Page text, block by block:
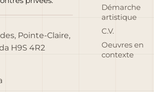
Pointe-Claire,
H9S 4R2
Démarche
artistique
C.V.
Oeuvres en
contexte